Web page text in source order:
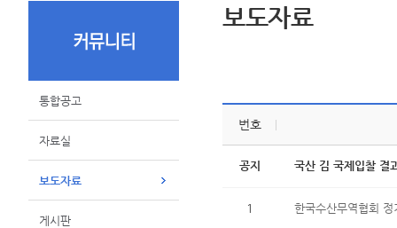
통합공고
자료실
보도자료
게시판
보도자료
번호
공지 국산 김 국제입찰 결
1 한국수산무역협회